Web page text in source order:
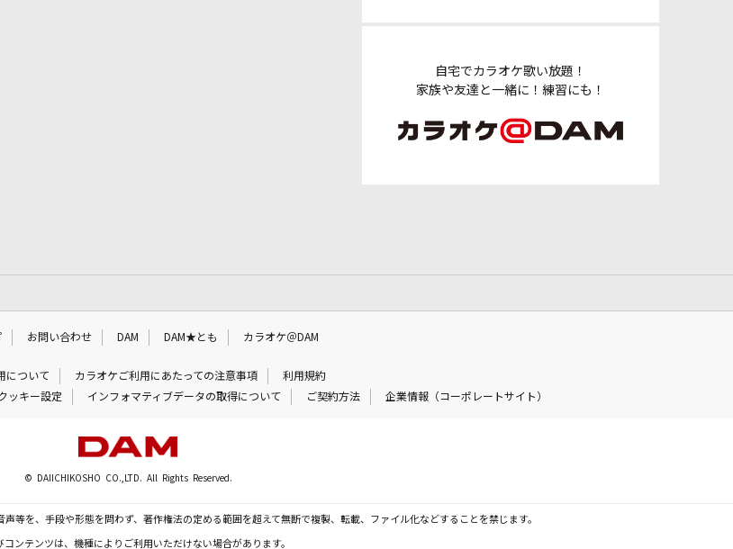
自宅でカラオケ歌い放題！
家族や友達と一緒に！練習にも！
お問い合わせ DAM DAM★とも カラオケ＠DAM
について カラオケご利用にあたっての注意事項
利用規約
ッキー設定 インフォマティブデータの取得について ご契約方法 企業情報（コーポレートサイト）
© DAIICHIKOSHO CO.,LTD. All Rights Reserved.
等を、手段や形態を問わず、著作権法の定める範囲を超えて無断で複製、転載、ファイル化などすることを禁じます。
コンテンツは、機種によりご利用いただけない場合があります。